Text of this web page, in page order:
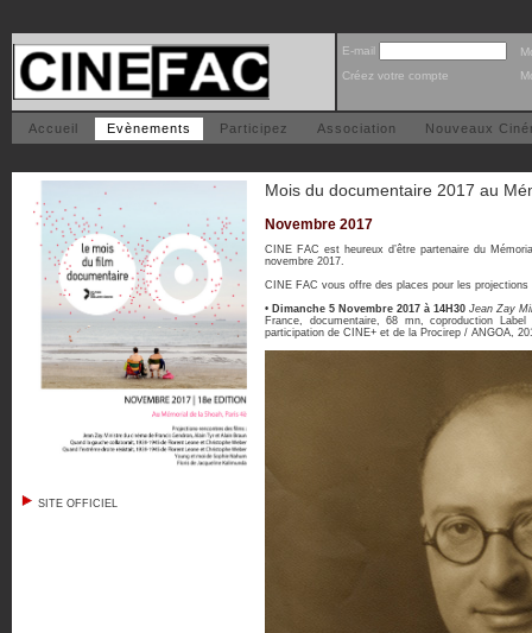
E-mail
Créez votre compte
Accueil Evènements Participez Association Nouveaux
SITE OFFICIEL
Mois du documentaire 2017 au
Novembre 2017
CINE FAC est heureux d’être partenaire du
novembre 2017.
CINE FAC vous offre des places pour les projections
• Dimanche 5 Novembre 2017 à 14H30 Jean Zay
France, documentaire, 68 mn, coproduction
participation de CINE+ et de la Procirep / ANGOA,